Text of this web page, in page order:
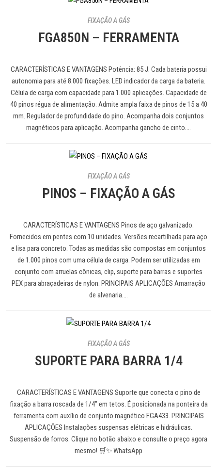
FIXAÇÃO A GÁS
FGA850N – FERRAMENTA
CARACTERÍSTICAS E VANTAGENS Potência: 85 J. Cada bateria possui
autonomia para até 8.000 fixações. LED indicador da carga da bateria.
Célula de carga com capacidade para 1.000 aplicações. Capacidade de
40 pinos régua de alimentação. Admite ampla faixa de pinos de 15 a 40
mm. Regulador de profundidade do pino. Acompanha dois conjuntos
magnéticos para aplicação. Acompanha gancho de cinto.…
FIXAÇÃO A GÁS
PINOS – FIXAÇÃO A GÁS
CARACTERÍSTICAS E VANTAGENS Pinos de aço galvanizado.
Fornecidos em pentes com 10 unidades. Versões recartilhada para aço
e lisa para concreto. Todas as medidas são compostas em conjuntos
de 1.000 pinos com uma célula de carga. Podem ser utilizadas em
conjunto com arruelas cônicas, clip, suporte para barras e suportes
PEX para abraçadeiras de nylon. PRINCIPAIS APLICAÇÕES Amarração
de alvenaria.…
FIXAÇÃO A GÁS
SUPORTE PARA BARRA 1/4
CARACTERÍSTICAS E VANTAGENS Suporte que conecta o pino de
fixação a barra roscada de 1/4” em tetos. É posicionada na ponteira da
ferramenta com auxílio de conjunto magnético FGA433. PRINCIPAIS
APLICAÇÕES Instalações suspensas elétricas e hidráulicas.
Suspensão de forros. Clique no botão abaixo e consulte o preço agora
mesmo! 🛒✨ WhatsApp